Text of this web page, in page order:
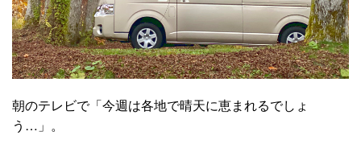
朝のテレビで「今週は各地で晴天に恵まれるでしょ
う…」。